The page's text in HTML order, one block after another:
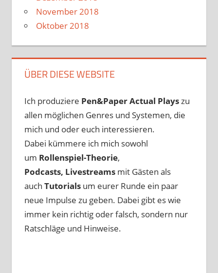
November 2018
Oktober 2018
ÜBER DIESE WEBSITE
Ich produziere Pen&PaperActual Playszu
allen möglichen Genres und Systemen, die
mich und oder euch interessieren.
Dabei kümmere ich mich sowohl
um Rollenspiel-Theorie,
Podcasts, Livestreams mit Gästen als
auch Tutorials um eurer Runde ein paar
neue Impulse zu geben. Dabei gibt es wie
immer kein richtig oder falsch, sondern nur
Ratschläge und Hinweise.